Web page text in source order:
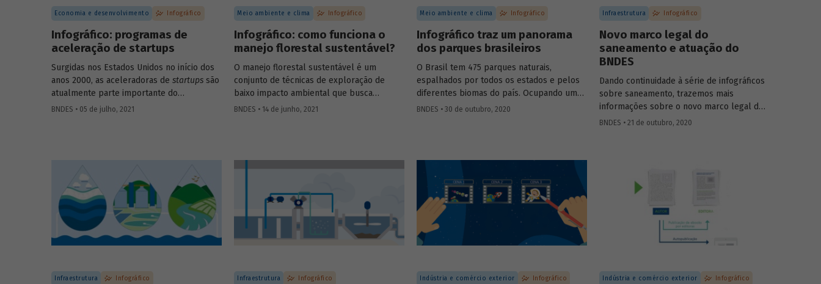
Economia e desenvolvimento Infográfico
Infográfico: programas de
aceleração de startups
Surgidas nos Estados Unidos no início dos
anos 2000, as aceleradoras de startups são
atualmente parte importante do
ecossistema de empreendedorismo. Com
consolidar seus negócios. Entenda tudo
sobre como eles funcionam no infográfico
que preparamos.
BNDES • 05 de julho, 2021
Meio ambiente e clima Infográfico
Infográfico: como funciona o
manejo florestal sustentável?
O manejo florestal sustentável é um
conjunto de técnicas de exploração de
baixo impacto ambiental que busca
reproduzir o ciclo natural da floresta,
sociais. Confira o infográfico que
funciona.
BNDES • 14 de junho, 2021
Meio ambiente e clima Infográfico
Infográfico traz um panorama
dos parques brasileiros
O Brasil tem 475 parques naturais,
espalhados por todos os estados e pelos
diferentes biomas do país. Ocupando uma
área total de 364 mil km², esses parques
dos parques brasileiros e entender como
eles podem contribuir para conciliar
preservação ambiental e estímulo ao
turismo.
BNDES • 30 de outubro, 2020
Infraestrutura Infográfico
Novo marco legal do
saneamento e atuação do
BNDES
Dando continuidade à série de infográficos
sobre saneamento, trazemos mais
informações sobre o novo marco legal do
setor (Lei 14.026/2020), aprovado este ano,
BNDES • 21 de outubro, 2020
Infraestrutura Infográfico Infraestrutura Infográfico Indústria e comércio exterior Infográfico Indústria e comércio exterior Infográfico